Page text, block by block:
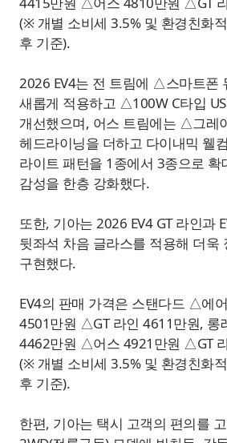
(※ 개별 소비세 3.5% 및 환경친화
후 기준).
2026 EV4는 전 트림에 △스마트폰
새롭게 적용하고 △100W C타입
개선했으며, 어스 트림에는 △그레
헤드라이닝을 더하고 다이내믹 웰
라이트 패턴을 1종에서 3종으로 확
감성을 한층 강화했다.
또한, 기아는 2026 EV4 GT 라인과
뒷좌석 차음 글라스를 적용해 더욱
구현했다.
EV4의 판매 가격은 스탠다드 △에
4501만원 △GT 라인 4611만원,
4462만원 △어스 4921만원 △GT
(※ 개별 소비세 3.5% 및 환경친화
후 기준).
한편, 기아는 택시 고객의 편의를 고